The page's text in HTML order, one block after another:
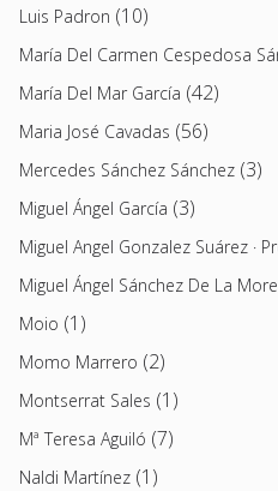
Luis Padron (10)
María Del Carmen Cespedosa
María Del Mar García (42)
Maria José Cavadas (56)
Mercedes Sánchez Sánchez (3)
Miguel Ángel García (3)
Miguel Angel Gonzalez Suárez ·
Miguel Ángel Sánchez De La
Moio (1)
Momo Marrero (2)
Montserrat Sales (1)
Mª Teresa Aguiló (7)
Naldi Martínez (1)